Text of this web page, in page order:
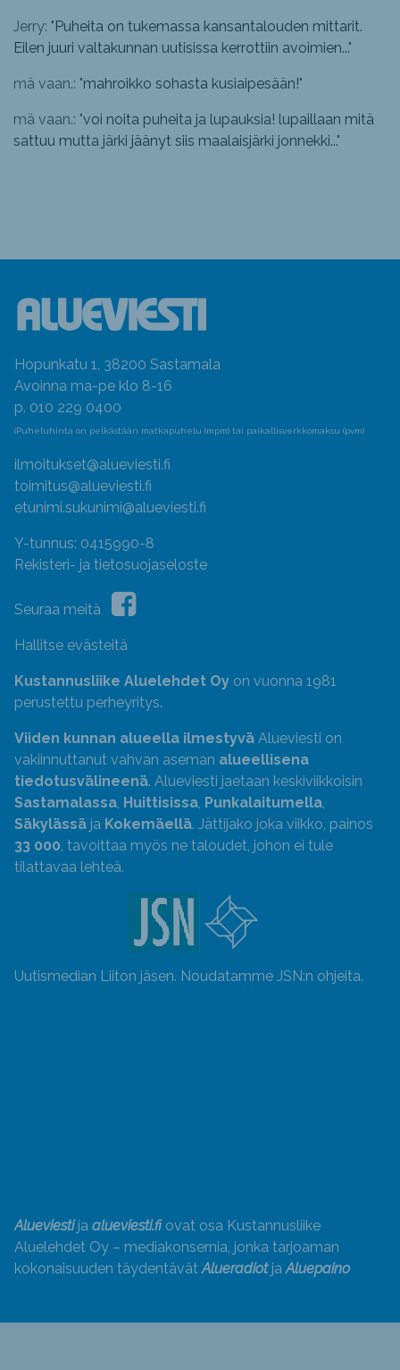
Jerry: "Puheita on tukemassa kansantalouden mittarit.
Eilen juuri valtakunnan uutisissa kerrottiin avoimien..."
mä vaan.: "mahroikko sohasta kusiaipesään!"
mä vaan.: "voi noita puheita ja lupauksia! lupaillaan mitä
sattuu mutta järki jäänyt siis maalaisjärki jonnekki..."
Hopunkatu 1, 38200 Sastamala
Avoinna ma-pe klo 8-16
p. 010 229 0400
(Puheluhinta on pelkästään matkapuhelu (mpm) tai paikallisverkkomaksu (pvm)
ilmoitukset@alueviesti.fi
toimitus@alueviesti.fi
etunimi.sukunimi@alueviesti.fi
Y-tunnus: 0415990-8
Rekisteri- ja tietosuojaseloste
Seuraa meitä
Hallitse evästeitä
Kustannusliike Aluelehdet Oy on vuonna 1981
perustettu perheyritys.
Viiden kunnan alueella ilmestyvä Alueviesti on
vakiinnuttanut vahvan aseman alueellisena
tiedotusvälineenä. Alueviesti jaetaan keskiviikkoisin
Sastamalassa Huittisissa Punkalaitumella
Säkylässä ja Kokemäellä. Jättijako joka viikko, painos
33 000 , tavoittaa myös ne taloudet, johon ei tule
tilattavaa lehteä.
Uutismedian Liiton jäsen. Noudatamme JSN:n ohjeita.
Alueviestija alueviesti.fiovat osa Kustannusliike
Aluelehdet Oy – mediakonsernia, jonka tarjoaman
kokonaisuuden täydentävät Alueradiotja Aluepaino